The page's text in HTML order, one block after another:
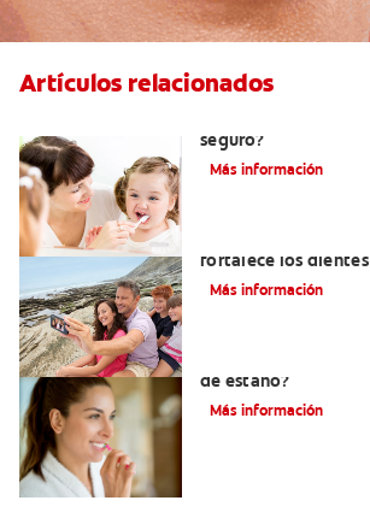
Artículos relacionados
seguro?
Más información
fortalece los dientes
Más información
de estaño?
Más información